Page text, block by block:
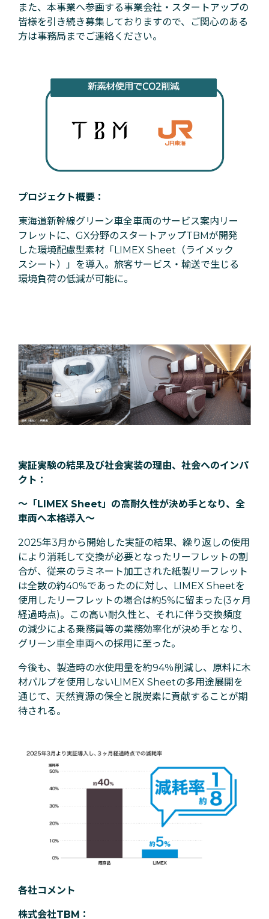
また、本事業へ参画する事業会社・スタートアップの
皆様を引き続き募集しておりますので、ご関心のある
方は事務局までご連絡ください。
プロジェクト概要：
東海道新幹線グリーン車全車両のサービス案内リー
フレットに、GX分野のスタートアップTBMが開発
した環境配慮型素材「LIMEX Sheet（ライメック
スシート）」を導入。旅客サービス・輸送で生じる
環境負荷の低減が可能に。
実証実験の結果及び社会実装の理由、社会へのインパ
クト：
〜「LIMEX Sheet」の高耐久性が決め手となり、全
車両へ本格導入〜
2025年3月から開始した実証の結果、繰り返しの使用
により消耗して交換が必要となったリーフレットの割
合が、従来のラミネート加工された紙製リーフレット
は全数の約40%であったのに対し、LIMEX Sheetを
使用したリーフレットの場合は約5%に留まった(3ヶ月
経過時点)。この高い耐久性と、それに伴う交換頻度
の減少による乗務員等の業務効率化が決め手となり、
グリーン車全車両への採用に至った。
今後も、製造時の水使用量を約94％削減し、原料に木
材パルプを使用しないLIMEX Sheetの多用途展開を
通じて、天然資源の保全と脱炭素に貢献することが期
待される。
各社コメント
株式会社TBM：